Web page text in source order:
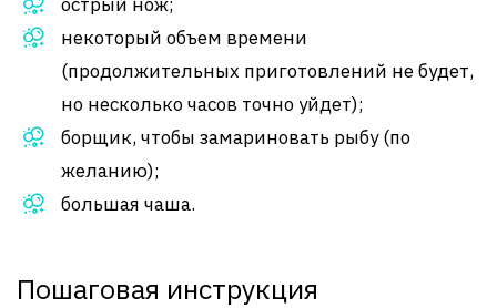
некоторый объем времени
(продолжительных приготовлений не будет,
но несколько часов точно уйдет);
борщик, чтобы замариновать рыбу (по
желанию);
большая чаша.
Пошаговая инструкция